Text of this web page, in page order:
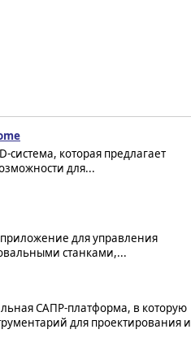
система, которая предлагает
для...
для управления
станками,...
САПР-платформа, в которую
для проектирования и